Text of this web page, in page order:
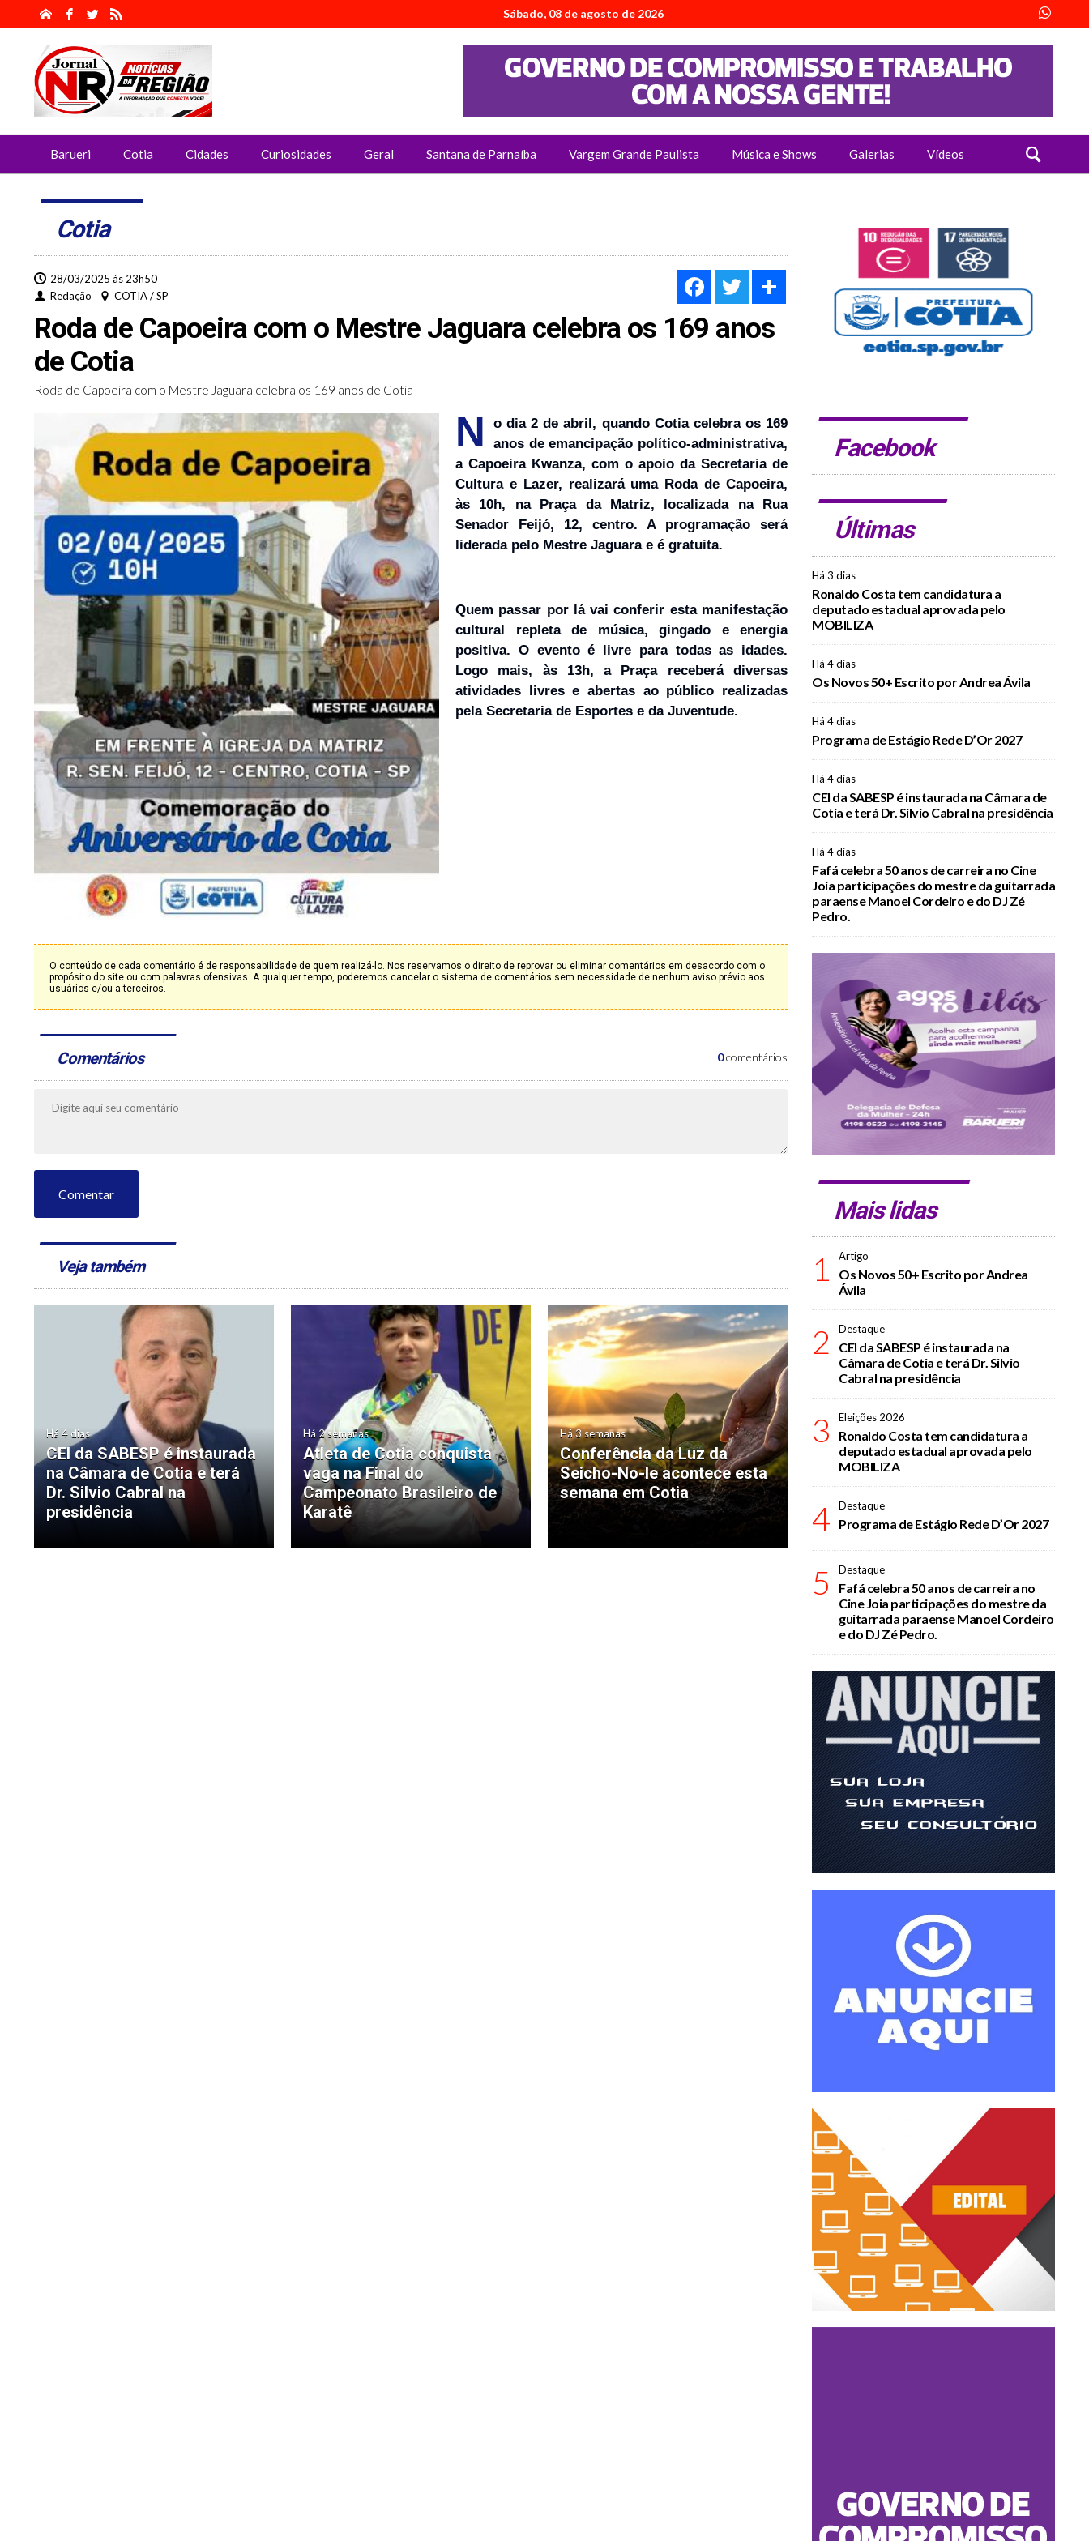
Sábado, 08 de agosto de 2026
Barueri Cotia Cidades Curiosidades Geral Santana de Parnaíba Vargem Grande Paulista Música e Shows Galerias Vídeos
Cotia
28/03/2025 às 23h50
Redação
COTIA / SP
FacebookTwitter
Roda de Capoeira com o Mestre Jaguara celebra os 169 anos
de Cotia
Roda de Capoeira com o Mestre Jaguara celebra os 169 anos de Cotia
N
o dia 2 de abril, quando Cotia celebra os 169
anos de emancipação político-administrativa,
a Capoeira Kwanza, com o apoio da Secretaria de
Cultura e Lazer, realizará uma Roda de Capoeira,
às 10h, na Praça da Matriz, localizada na Rua
Senador Feijó, 12, centro. A programação será
liderada pelo Mestre Jaguara e é gratuita.
Quem passar por lá vai conferir esta manifestação
cultural repleta de música, gingado e energia
positiva. O evento é livre para todas as idades.
Logo mais, às 13h, a Praça receberá diversas
atividades livres e abertas ao público realizadas
pela Secretaria de Esportes e da Juventude.
O conteúdo de cada comentário é de responsabilidade de quem realizá-lo. Nos reservamos o direito de reprovar ou eliminar comentários em desacordo com o
propósito do site ou com palavras ofensivas. A qualquer tempo, poderemos cancelar o sistema de comentários sem necessidade de nenhum aviso prévio aos
usuários e/ou a terceiros.
Comentários 0comentários
Comentar
Veja também
Há 4 dias
CEI da SABESP é instaurada
na Câmara de Cotia e terá
Dr. Silvio Cabral na
presidência
Há 2 semanas
Atleta de Cotia conquista
vaga na Final do
Campeonato Brasileiro de
Karatê
Há 3 semanas
Conferência da Luz da
Seicho-No-Ie acontece esta
semana em Cotia
Facebook
Últimas
Há 3 dias
Ronaldo Costa tem candidatura a
deputado estadual aprovada pelo
MOBILIZA
Há 4 dias
Os Novos 50+ Escrito por Andrea Ávila
Há 4 dias
Programa de Estágio Rede D’Or 2027
Há 4 dias
CEI da SABESP é instaurada na Câmara de
Cotia e terá Dr. Silvio Cabral na presidência
Há 4 dias
Fafá celebra 50 anos de carreira no Cine
Joia participações do mestre da guitarrada
paraense Manoel Cordeiro e do DJ Zé
Pedro.
Mais lidas
1 Artigo
Os Novos 50+ Escrito por Andrea
Ávila
2 Destaque
CEI da SABESP é instaurada na
Câmara de Cotia e terá Dr. Silvio
Cabral na presidência
3 Eleições 2026
Ronaldo Costa tem candidatura a
deputado estadual aprovada pelo
MOBILIZA
4 Destaque
Programa de Estágio Rede D’Or 2027
5 Destaque
Fafá celebra 50 anos de carreira no
Cine Joia participações do mestre da
guitarrada paraense Manoel Cordeiro
e do DJ Zé Pedro.